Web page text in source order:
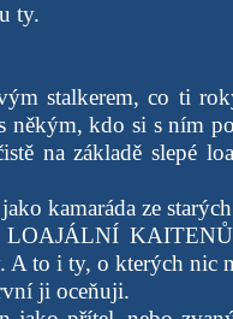
ty.
stalkerem, co ti
kdo si s ním
na základě slepé
kamaráda ze
A to i ty, o kterých nic
ji oceňuji.